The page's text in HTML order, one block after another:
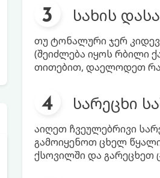
სახის
თუ ტონალური ჯერ კიდევ
(შეიძლება იყოს რბილი
თითებით, დაელოდეთ
სარეცხი
აიღეთ ჩვეულებრივი
გამოიყენოთ ცხელ
ქსოვილში და გარეცხეთ